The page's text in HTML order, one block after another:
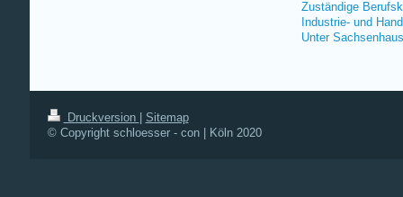
Zuständige
Industrie- und
Unter
Druckversion
Sitemap
© Copyright schloesser - con | Köln 2020